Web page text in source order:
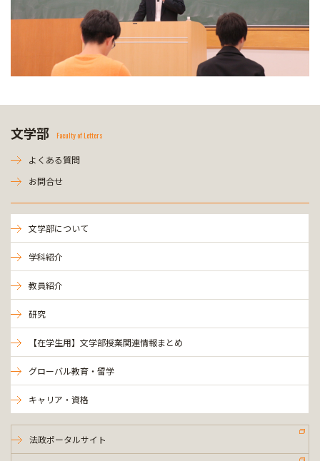
文学部 Faculty of Letters
よくある質問
お問合せ
文学部について
学科紹介
教員紹介
研究
【在学生用】文学部授業関連情報まとめ
グローバル教育・留学
キャリア・資格
法政ポータルサイト